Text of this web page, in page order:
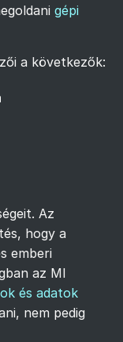
gépi
a következők:
Az
hogy a
emberi
az MI
és adatok
nem pedig